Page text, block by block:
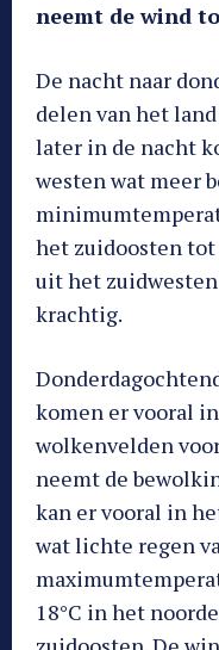
neemt de wind
De nacht naar
delen van het
later in de nacht
westen wat meer
het zuidoosten tot
uit het
krachtig.
komen er vooral
wolkenvelden
neemt de
kan er vooral in
wat lichte regen
18°C in het